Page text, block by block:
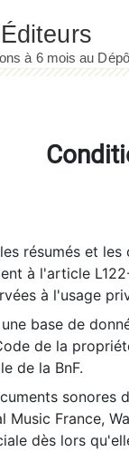
résumés et
à l'article
à l'usage
base de
de la
de la BnF.
sonores
Music France,
dès lors